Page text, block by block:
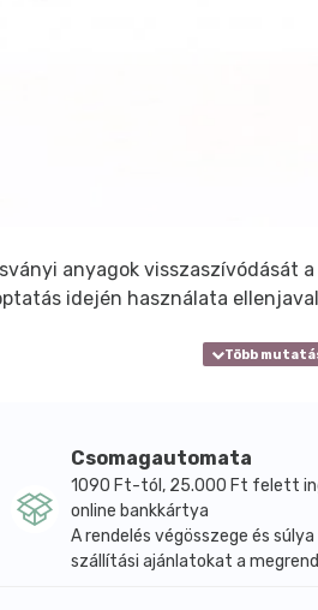
anyagok
idején használata
Csomagautomata
1090 Ft-tól, 25.000 Ft felett
online bankkártya
A rendelés végösszege és
szállítási ajánlatokat a